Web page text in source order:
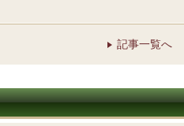
記事一覧へ